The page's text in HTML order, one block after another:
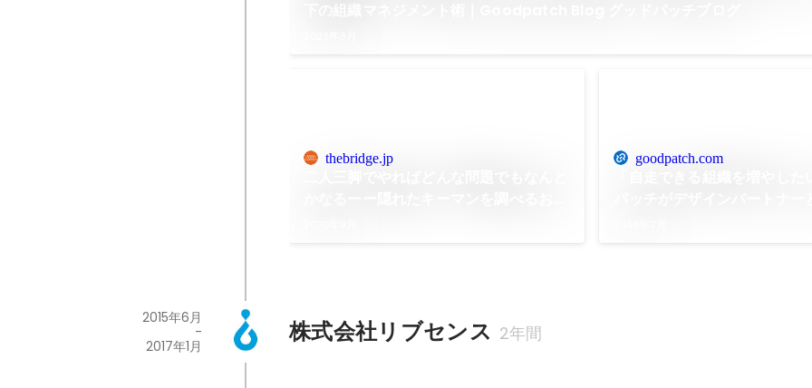
thebridge.jp goodpatch.com
株式会社リブセンス 2年間
2015年6月
-
2017年1月